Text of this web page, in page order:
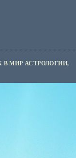
В МИР АСТРОЛОГИИ,